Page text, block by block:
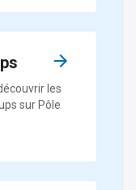
les
sur Pôle